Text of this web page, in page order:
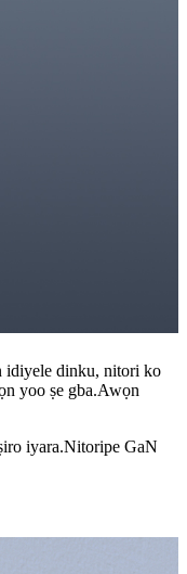
idiyele dinku, nitori ko
yoo ṣe gba.Awọn
iyara.Nitoripe GaN